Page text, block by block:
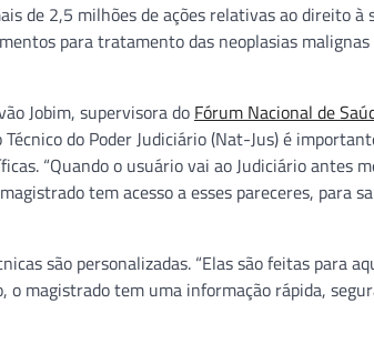
de 2,5 milhões de ações relativas ao direito
para tratamento das neoplasias
Jobim, supervisora do Fórum Nacional de
do Poder Judiciário (Nat-Jus) é
“Quando o usuário vai ao Judiciário antes
tem acesso a esses pareceres, para
são personalizadas. “Elas são feitas para
o magistrado tem uma informação rápida,